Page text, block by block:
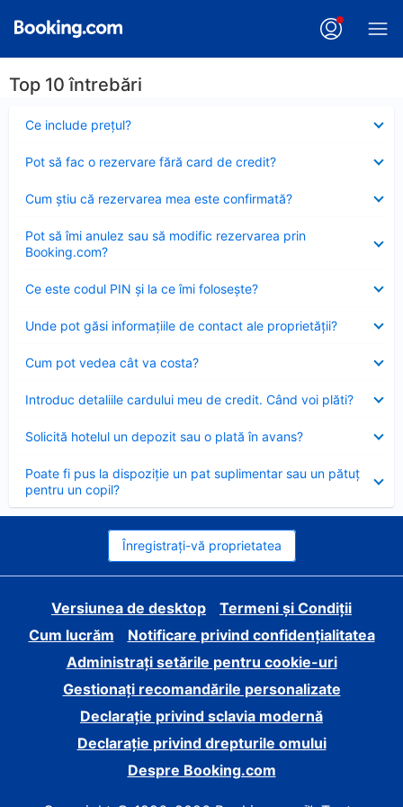
Top 10 întrebări
Ce include preţul?
închis
Pot să fac o rezervare fără card de credit?
închis
Cum ştiu că rezervarea mea este confirmată?
închis
Pot să îmi anulez sau să modific rezervarea prin
Booking.com?
închis
Ce este codul PIN şi la ce îmi foloseşte?
închis
Unde pot găsi informațiile de contact ale proprietății?
închis
Cum pot vedea cât va costa?
închis
Introduc detaliile cardului meu de credit. Când voi plăti?
închis
Solicită hotelul un depozit sau o plată în avans?
închis
Poate fi pus la dispoziție un pat suplimentar sau un pătuț
pentru un copil?
închis
Înregistrați-vă proprietatea
Versiunea de desktop
Termeni și Condiții
Cum lucrăm
Notificare privind confidențialitatea
Administrați setările pentru cookie-uri
Gestionați recomandările personalizate
Declarație privind sclavia modernă
Declarație privind drepturile omului
Despre Booking.com